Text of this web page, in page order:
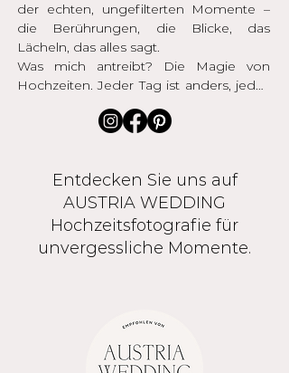
der echten, ungefilterten Momente –
die Berührungen, die Blicke, das
Lächeln, das alles sagt.
Was mich antreibt? Die Magie von
Hochzeiten. Jeder Tag ist anders, jedes
immer wieder, wie ihr eure Liebe auf
wiedererkennt – in all eurer Freude,
Aufregung und Liebe.
Egal, ob ihr in einer kleinen Kapelle,
unter freiem Himmel oder am Wasser
Entdecken Sie uns auf
AUSTRIA WEDDING
Hochzeitsfotografie für
unvergessliche Momente.